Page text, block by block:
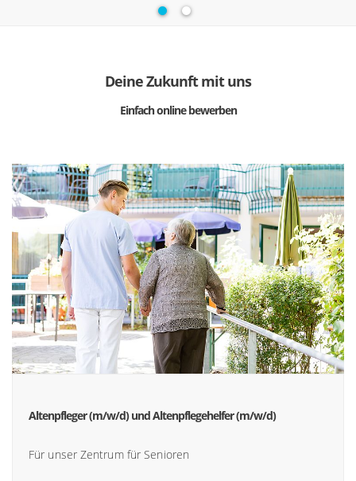
Deine Zukunft mit uns
Einfach online bewerben
Altenpfleger (m/w/d) und Altenpflegehelfer (m/w/d)
Für unser Zentrum für Senioren